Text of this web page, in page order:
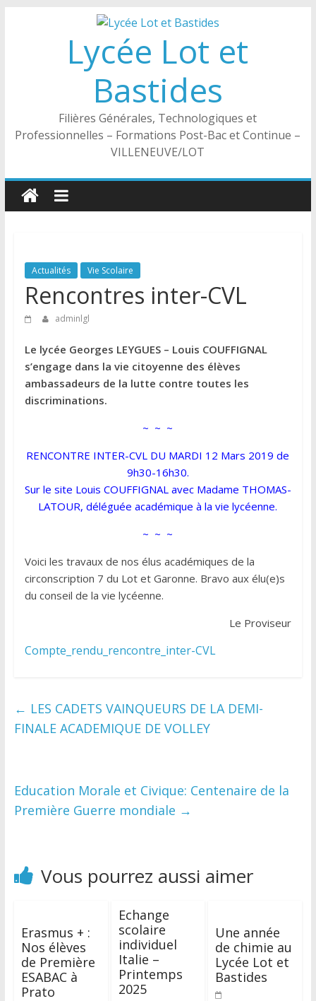
Lycée Lot et
Bastides
Filières Générales, Technologiques et
Professionnelles – Formations Post-Bac et Continue –
VILLENEUVE/LOT
Actualités Vie Scolaire
Rencontres inter-CVL
adminlgl
Le lycée Georges LEYGUES – Louis COUFFIGNAL
s’engage dans la vie citoyenne des élèves
ambassadeurs de la lutte contre toutes les
discriminations.
~ ~ ~
RENCONTRE INTER-CVL DU MARDI 12 Mars 2019 de
9h30-16h30.
Sur le site Louis COUFFIGNAL avec Madame THOMAS-
LATOUR, déléguée académique à la vie lycéenne.
~ ~ ~
Voici les travaux de nos élus académiques de la
circonscription 7 du Lot et Garonne. Bravo aux élu(e)s
du conseil de la vie lycéenne.
Le Proviseur
Compte_rendu_rencontre_inter-CVL
← LES CADETS VAINQUEURS DE LA DEMI-
FINALE ACADEMIQUE DE VOLLEY
Education Morale et Civique: Centenaire de la
Première Guerre mondiale →
Vous pourrez aussi aimer
Erasmus + :
Nos élèves
de Première
ESABAC à
Prato
Echange
scolaire
individuel
Italie –
Printemps
2025
Une année
de chimie au
Lycée Lot et
Bastides